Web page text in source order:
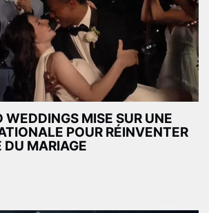
MISE SUR UNE
POUR RÉINVENTER
DU MARIAGE